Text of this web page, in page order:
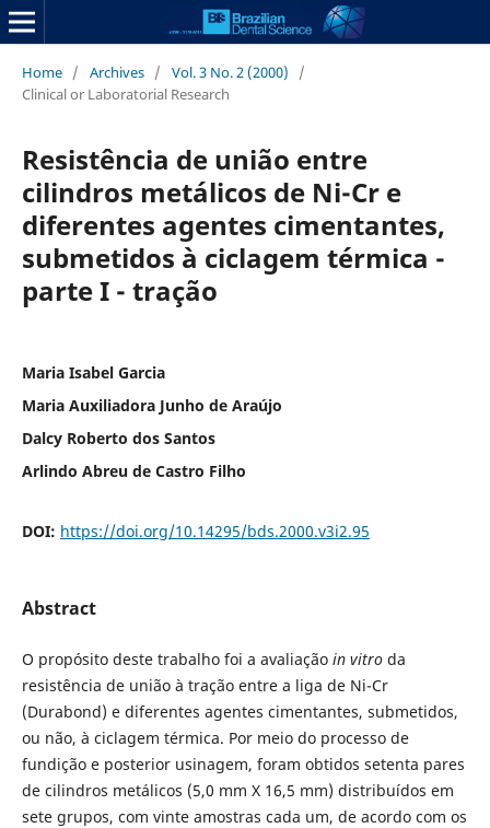
Home / Archives / Vol. 3 No. 2 (2000)
/
Clinical or Laboratorial Research
Resistência de união entre
cilindros metálicos de Ni-Cr e
diferentes agentes cimentantes,
submetidos à ciclagem térmica -
parte I - tração
Maria Isabel Garcia
Maria Auxiliadora Junho de Araújo
Dalcy Roberto dos Santos
Arlindo Abreu de Castro Filho
DOI: https://doi.org/10.14295/bds.2000.v3i2.95
Abstract
O propósito deste trabalho foi a avaliação in vitro da
resistência de união à tração entre a liga de Ni-Cr
(Durabond) e diferentes agentes cimentantes, submetidos,
ou não, à ciclagem térmica. Por meio do processo de
fundição e posterior usinagem, foram obtidos setenta pares
de cilindros metálicos (5,0 mm X 16,5 mm) distribuídos em
sete grupos, com vinte amostras cada um, de acordo com os